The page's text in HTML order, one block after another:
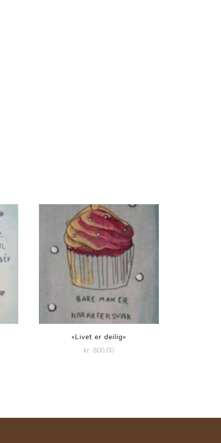
«Livet er deilig»
kr. 800.00